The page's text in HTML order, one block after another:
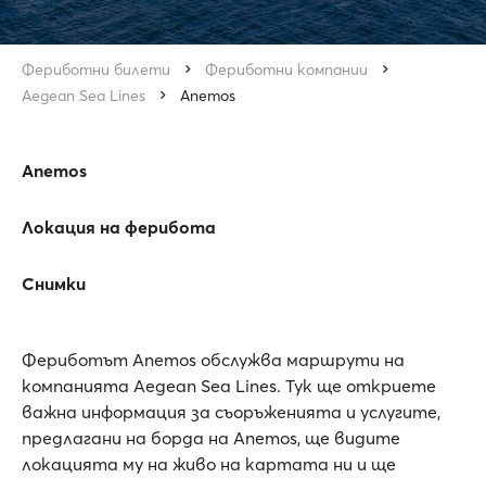
Фериботни билети
Фериботни компании
Aegean Sea Lines
Anemos
Anemos
Локация на ферибота
Снимки
Фериботът Anemos обслужва маршрути на
компанията Aegean Sea Lines. Тук ще откриете
важна информация за съоръженията и услугите,
предлагани на борда на Anemos, ще видите
локацията му на живо на картата ни и ще